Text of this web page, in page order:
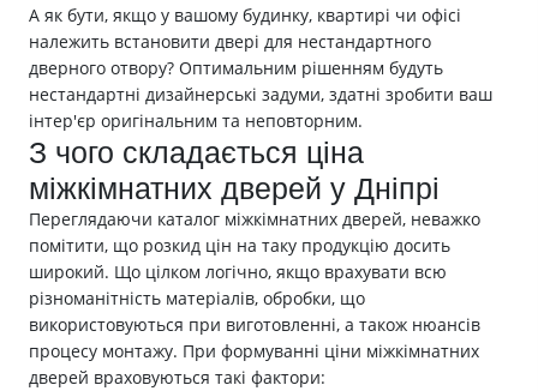
А як бути, якщо у вашому будинку, квартирі чи офісі
належить встановити двері для нестандартного
дверного отвору? Оптимальним рішенням будуть
нестандартні дизайнерські задуми, здатні зробити ваш
інтер'єр оригінальним та неповторним.
З чого складається ціна
міжкімнатних дверей у Дніпрі
Переглядаючи каталог міжкімнатних дверей, неважко
помітити, що розкид цін на таку продукцію досить
широкий. Що цілком логічно, якщо врахувати всю
різноманітність матеріалів, обробки, що
використовуються при виготовленні, а також нюансів
процесу монтажу. При формуванні ціни міжкімнатних
дверей враховуються такі фактори: